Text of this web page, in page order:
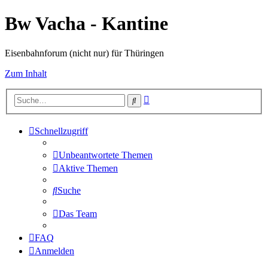
Bw Vacha - Kantine
Eisenbahnforum (nicht nur) für Thüringen
Zum Inhalt
Suche
Schnellzugriff
Unbeantwortete Themen
Aktive Themen
Suche
Das Team
FAQ
Anmelden